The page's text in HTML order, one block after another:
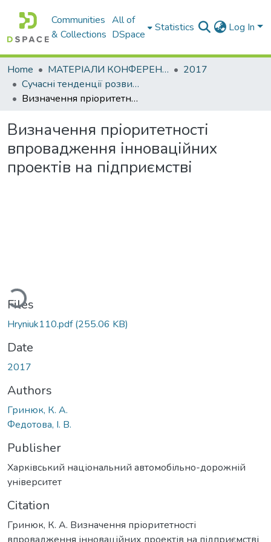
Communities
& Collections
All of
DSpace
Statistics Log In
Home МАТЕРІАЛИ КОНФЕРЕНЦІЙ
2017
Сучасні тенденції розвитку світової економіки. Том. І
Визначення пріоритетності впровадження інноваційних проектів на підприємстві
Визначення пріоритетності
впровадження інноваційних
проектів на підприємстві
Files
Hryniuk110.pdf(255.06 KB)
Date
2017
Authors
Гринюк, К. А.
Федотова, І. В.
Publisher
Харківський національний автомобільно-дорожній
університет
Citation
Гринюк, К. А. Визначення пріоритетності